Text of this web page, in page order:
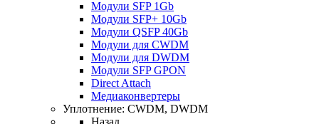
Модули SFP 1Gb
Модули SFP+ 10Gb
Модули QSFP 40Gb
Модули для CWDM
Модули для DWDM
Модули SFP GPON
Direct Attach
Медиаконвертеры
Уплотнение: CWDM, DWDM
Назад